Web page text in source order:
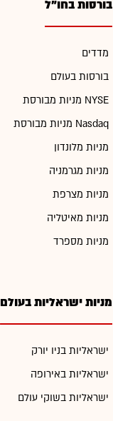
בורסות בחו"ל
מדדים
בורסות בעולם
מניות מבורסת NYSE
מניות מבורסת Nasdaq
מניות מלונדון
מניות מגרמניה
מניות מצרפת
מניות מאיטליה
מניות מספרד
מניות ישראליות בעולם
ישראליות בניו יורק
ישראליות באירופה
ישראליות בשוקי עולם